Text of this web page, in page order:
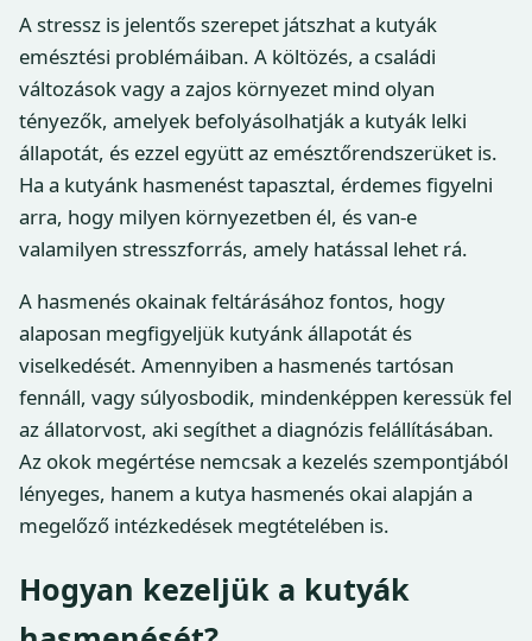
A stressz is jelentős szerepet játszhat a kutyák
emésztési problémáiban. A költözés, a családi
változások vagy a zajos környezet mind olyan
tényezők, amelyek befolyásolhatják a kutyák lelki
állapotát, és ezzel együtt az emésztőrendszerüket is.
Ha a kutyánk hasmenést tapasztal, érdemes figyelni
arra, hogy milyen környezetben él, és van-e
valamilyen stresszforrás, amely hatással lehet rá.
A hasmenés okainak feltárásához fontos, hogy
alaposan megfigyeljük kutyánk állapotát és
viselkedését. Amennyiben a hasmenés tartósan
fennáll, vagy súlyosbodik, mindenképpen keressük fel
az állatorvost, aki segíthet a diagnózis felállításában.
Az okok megértése nemcsak a kezelés szempontjából
lényeges, hanem a kutya hasmenés okai alapján a
megelőző intézkedések megtételében is.
Hogyan kezeljük a kutyák